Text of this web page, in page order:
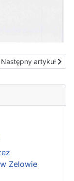
Następny artykuł:
Następny artykuł
Zelowie